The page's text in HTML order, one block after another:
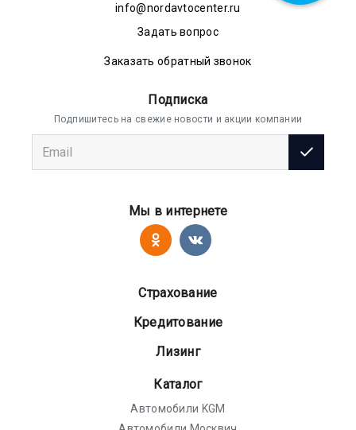
info@nordavtocenter.ru
Задать вопрос
Заказать обратный звонок
Подписка
Подпишитесь на свежие новости и акции компании
Мы в интернете
Страхование
Кредитование
Лизинг
Каталог
Автомобили KGM